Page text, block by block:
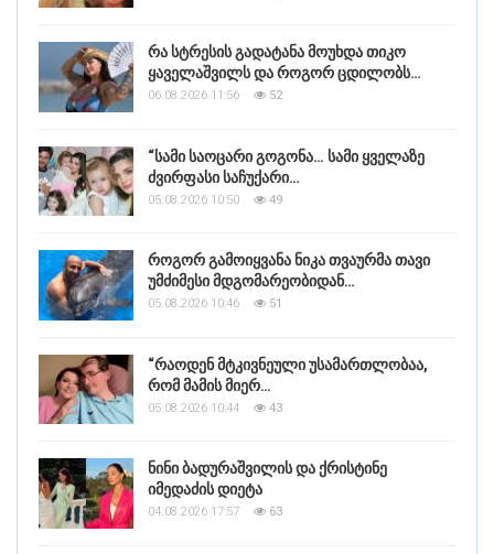
რა სტრესის გადატანა მოუხდა თიკო
ყაველაშვილს და როგორ ცდილობს…
06.08.2026 11:56 52
“სამი საოცარი გოგონა… სამი ყველაზე
ძვირფასი საჩუქარი…
05.08.2026 10:50 49
როგორ გამოიყვანა ნიკა თვაურმა თავი
უმძიმესი მდგომარეობიდან…
05.08.2026 10:46 51
“რაოდენ მტკივნეული უსამართლობაა,
რომ მამის მიერ…
05.08.2026 10:44 43
ნინი ბადურაშვილის და ქრისტინე
იმედაძის დიეტა
04.08.2026 17:57 63